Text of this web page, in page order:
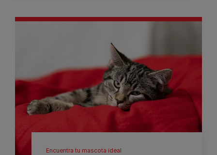
Encuentra tu mascota ideal